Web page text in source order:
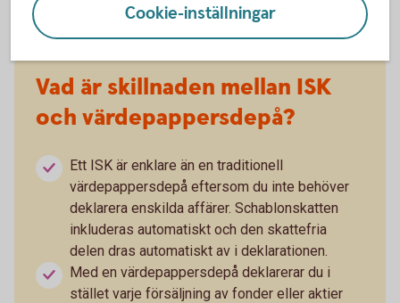
Vad är skillnaden mellan ISK
och värdepappersdepå?
Ett ISK är enklare än en traditionell
värdepappersdepå eftersom du inte behöver
deklarera enskilda affärer. Schablonskatten
inkluderas automatiskt och den skattefria
delen dras automatiskt av i deklarationen.
Med en värdepappersdepå deklarerar du i
stället varje försäljning av fonder eller aktier
Cookie-inställningar